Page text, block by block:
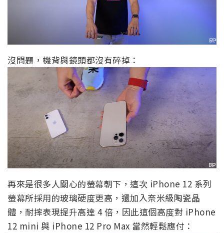
沒問題，機背與鏡頭都沒有碎掉：
再來是很多人關心的螢幕朝下，這次 iPhone 12 系列
螢幕所採用的玻璃硬度更高，還加入奈米級陶瓷晶
體，耐摔表現提升高達 4 倍，因此這個高度對 iPhone
12 mini 與 iPhone 12 Pro Max 當然輕鬆應付：